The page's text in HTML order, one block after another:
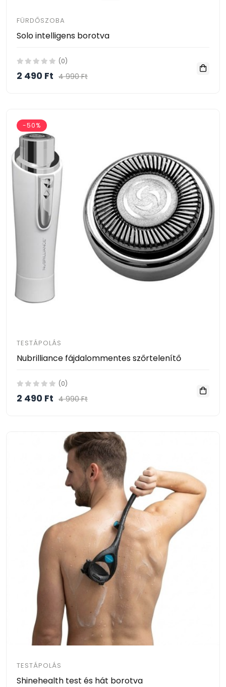
FÜRDŐSZOBA
Solo intelligens borotva
(0)
2 490 Ft 4 990 Ft
-50%
TESTÁPOLÁS
Nubrilliance fájdalommentes szőrtelenítő
(0)
2 490 Ft 4 990 Ft
TESTÁPOLÁS
Shinehealth test és hát borotva